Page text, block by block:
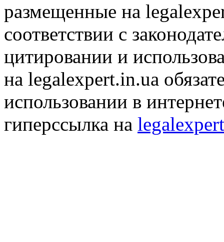
размещенные на
соответствии с
цитировании и
на legalexpert.in.ua
использовании в
гиперссылка на